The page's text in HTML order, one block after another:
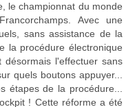
le championnat du monde
Avec une
sans assistance de la
la procédure électronique
l'effectuer sans
quels boutons appuyer...
étapes de la procédure...
! Cette réforme a été